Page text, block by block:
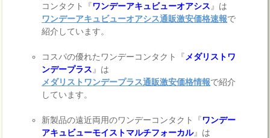
コンタクト『ワンデーアキュビューオアシス 』は
ワンデーアキュビューオアシス通販激安価格速報で
紹介しています。
コスパの優れたワンデーコンタクト『 メダリストワ
ンデープラス 』は
メダリストワンデープラス通販激安価格情報で紹介
しています。
新製品の遠近両用のワンデーコンタクト『ワンデー
アキュビューモイストマルチフォーカル』は